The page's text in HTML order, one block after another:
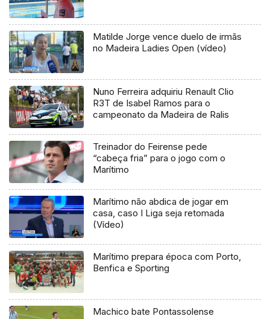
Matilde Jorge vence duelo de irmãs
no Madeira Ladies Open (vídeo)
Nuno Ferreira adquiriu Renault Clio
R3T de Isabel Ramos para o
campeonato da Madeira de Ralis
Treinador do Feirense pede
“cabeça fria” para o jogo com o
Marítimo
Marítimo não abdica de jogar em
casa, caso I Liga seja retomada
(Vídeo)
Marítimo prepara época com Porto,
Benfica e Sporting
Machico bate Pontassolense